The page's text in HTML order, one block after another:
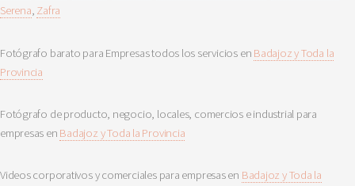
Serena, Zafra
Fotógrafo barato para Empresas todos los servicios en Badajoz y Toda la
Provincia
Fotógrafo de producto, negocio, locales, comercios e industrial para
empresas en Badajoz y Toda la Provincia
Videos corporativos y comerciales para empresas en Badajoz y Toda la